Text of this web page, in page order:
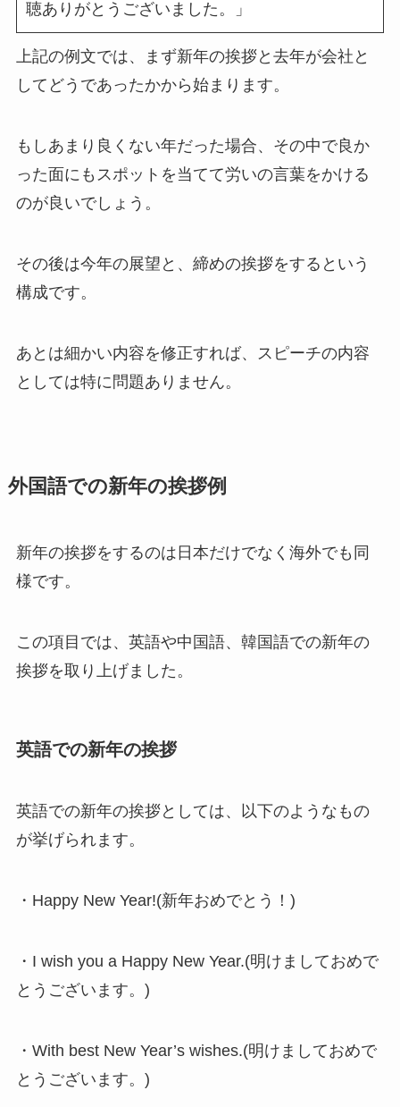
聴ありがとうございました。」
上記の例文では、まず新年の挨拶と去年が会社と
してどうであったかから始まります。
もしあまり良くない年だった場合、その中で良か
った面にもスポットを当てて労いの言葉をかける
のが良いでしょう。
その後は今年の展望と、締めの挨拶をするという
構成です。
あとは細かい内容を修正すれば、スピーチの内容
としては特に問題ありません。
外国語での新年の挨拶例
新年の挨拶をするのは日本だけでなく海外でも同
様です。
この項目では、英語や中国語、韓国語での新年の
挨拶を取り上げました。
英語での新年の挨拶
英語での新年の挨拶としては、以下のようなもの
が挙げられます。
・Happy New Year!(新年おめでとう！)
・I wish you a Happy New Year.(明けましておめで
とうございます。)
・With best New Year’s wishes.(明けましておめで
とうございます。)